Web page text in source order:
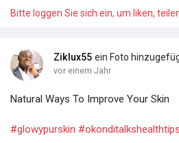
Bitte loggen Sie sich ein, um liken,
Ziklux55 ein Foto
vor einem Jahr
Natural Ways To Improve Your Skin
#glowypurskin #okonditalkshealthtips